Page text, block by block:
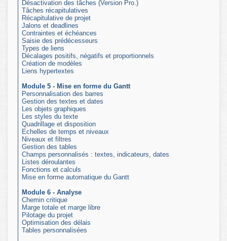
Désactivation des tâches (Version Pro.)
Tâches récapitulatives
Récapitulative de projet
Jalons et deadlines
Contraintes et échéances
Saisie des prédécesseurs
Types de liens
Décalages positifs, négatifs et proportionnels
Création de modèles
Liens hypertextes
Module 5 - Mise en forme du Gantt
Personnalisation des barres
Gestion des textes et dates
Les objets graphiques
Les styles du texte
Quadrillage et disposition
Echelles de temps et niveaux
Niveaux et filtres
Gestion des tables
Champs personnalisés : textes, indicateurs, dates
Listes déroulantes
Fonctions et calculs
Mise en forme automatique du Gantt
Module 6 - Analyse
Chemin critique
Marge totale et marge libre
Pilotage du projet
Optimisation des délais
Tables personnalisées